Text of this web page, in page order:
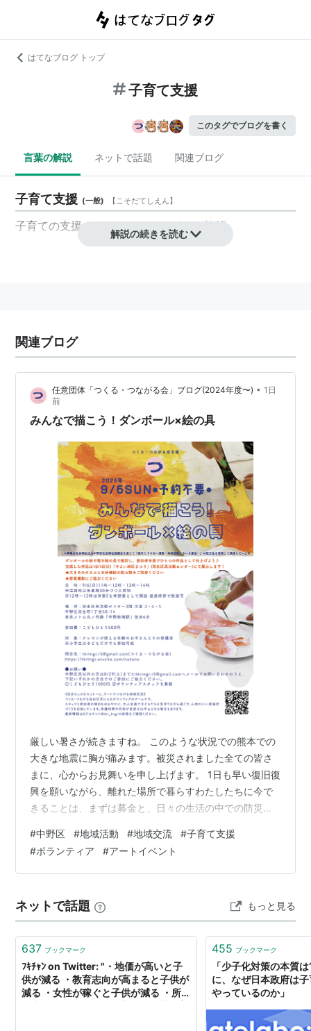
はてなブログ トップ
子育て支援
このタグでブログを書く
言葉の解説 ネットで話題 関連ブログ
子育て支援 (一般) 【こそだてしえん】
子育ての支援。そのようなサービスや施策。
解説の続きを読む
関連ブログ
任意団体「つくる・つながる会」ブログ(2024年度〜) • 1日
前
みんなで描こう！ダンボール×絵の具
厳しい暑さが続きますね。 このような状況での熊本での
大きな地震に胸が痛みます。被災されました全ての皆さ
まに、心からお見舞いを申し上げます。 1日も早い復旧復
興を願いながら、離れた場所で暮らすわたしたちに今で
きることは、まずは募金と、日々の生活の中での防災に
す。 令和8年熊本地震 義援金交口座について熊本県ホー
ムページより www.pref.kumamoto.jp こういった大変な
なかではありますが、つくる・つながる会では、防災と
ケーション」であると考え、今年度も孤独・孤立の解決
に向けた地域づくり…
#中野区 #地域活動 #地域交流 #子育て支援
#ボランティア #アートイベント
ネットで話題 もっと見る
637 ブックマーク
ﾌｷﾁｬﾝ on Twitter: "・地価が高いと子
供が減る ・教育志向が高まると子供が
減る ・女性が稼ぐと子供が減る ・所得
455 ブックマーク
「少子化対策の本質
に、なぜ日本政府は
やっているのか」